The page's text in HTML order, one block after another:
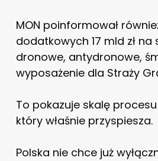
MON poinformował
dodatkowych 17 mld zł na
dronowe, antydronowe,
wyposażenie dla Straży
To pokazuje skalę
który właśnie przyspiesza.
Polska nie chce już